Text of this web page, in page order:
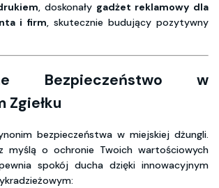
, doskonały gadżet reklamowy dla
i firm, skutecznie budujący pozytywny
Bezpieczeństwo w
Zgiełku
bezpieczeństwa w miejskiej dżungli.
myślą o ochronie Twoich wartościowych
spokój ducha dzięki innowacyjnym